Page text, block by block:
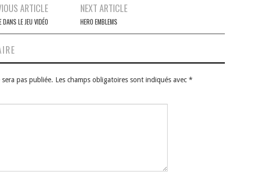
ARTICLE
DANS LE JEU VIDÉO
NEXT ARTICLE
HERO EMBLEMS
pas publiée. Les champs obligatoires sont indiqués avec *